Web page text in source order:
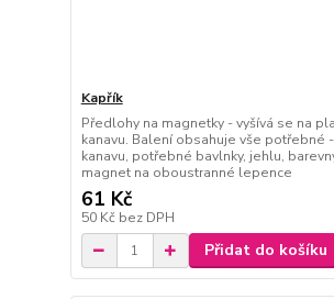
Kapřík
Předlohy na magnetky - vyšívá se na
kanavu. Balení obsahuje vše potřebné
kanavu, potřebné bavlnky, jehlu,
magnet na oboustranné lepence
61 Kč
50 Kč bez DPH
Přidat do košíku